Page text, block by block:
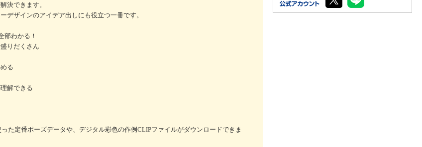
決できます。
デザインのアイデア出しにも役立つ一冊です。
部わかる！
りだくさん
る
解できる
た定番ポーズデータや、デジタル彩色の作例CLIPファイルがダウンロードできま